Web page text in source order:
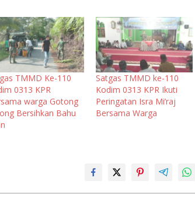
TMMD Ke-110
0313 KPR
warga Gotong
Bersihkan Bahu
Satgas TMMD ke-110
Kodim 0313 KPR Ikuti
Peringatan Isra Mi’raj
Bersama Warga